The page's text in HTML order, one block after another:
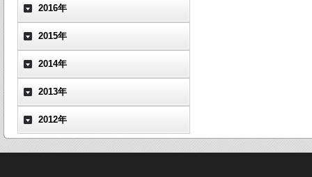
2016年
2015年
2014年
2013年
2012年